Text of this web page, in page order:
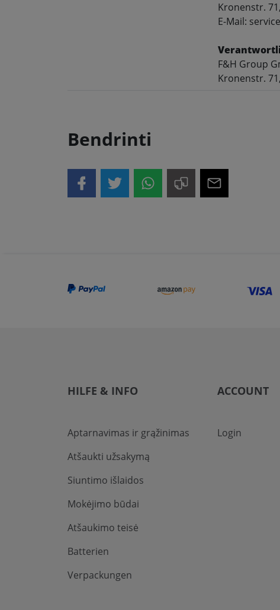
Kronenstr.
E-Mail:
F&H Group
Kronenstr.
Bendrinti
HILFE & INFO
Aptarnavimas ir grąžinimas
Atšaukti užsakymą
Siuntimo išlaidos
Mokėjimo būdai
Atšaukimo teisė
Batterien
Verpackungen
ACCOUNT
Login